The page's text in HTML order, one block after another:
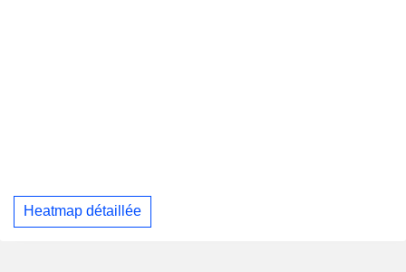
Heatmap détaillée